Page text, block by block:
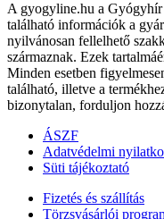
A gyogyline.hu a
található információk a
nyilvánosan fellelhető
származnak. Ezek
Minden esetben
található, illetve a
bizonytalan, forduljon
ÁSZF
Adatvédelmi
Süti tájékoztató
Fizetés és szállítás
Törzsvásárlói